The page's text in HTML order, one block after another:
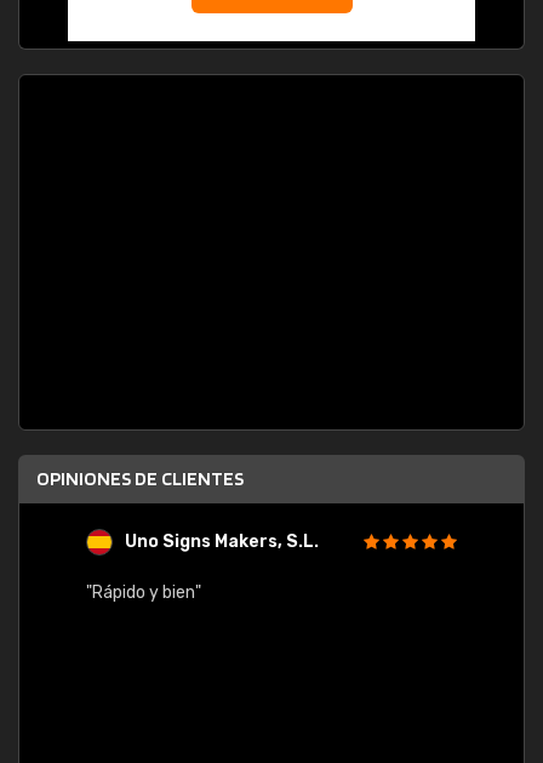
OPINIONES DE CLIENTES
Uno Signs Makers, S.L.
"Rápido y bien"